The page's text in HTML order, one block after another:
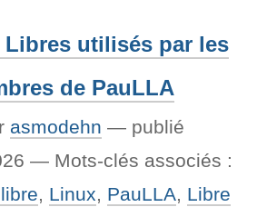
utilisés par les
de PauLLA
asmodehn — publié
— Mots-clés associés :
, Linux, PauLLA, Libre